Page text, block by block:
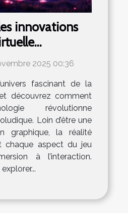
innovations
elles le
vidéo ?
2025 00:36
fascinant de la
découvrez comment
révolutionne
Loin d’être une
graphique, la réalité
chaque aspect du jeu
à l’interaction.